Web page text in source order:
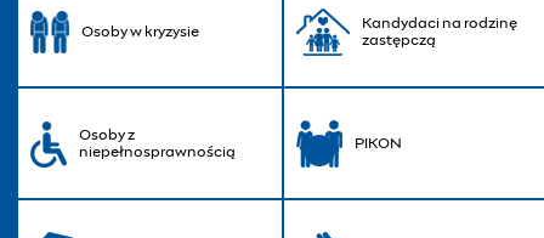
Osoby w kryzysie
Kandydaci na rodzinę
zastępczą
Osoby z
niepełnosprawnością
PIKON